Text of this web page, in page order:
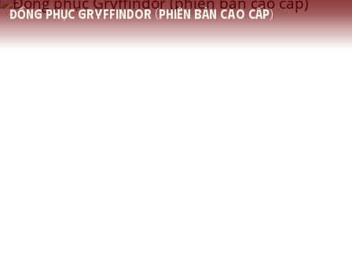
Đồng phục Gryffindor (phiên bản cao cấp)